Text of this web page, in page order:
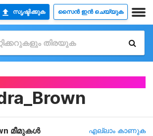
സൃഷ്ടിക്കുക സൈൻ ഇൻ ചെയ്യുക
മീമുകൾ എല്ലാം കാണുക